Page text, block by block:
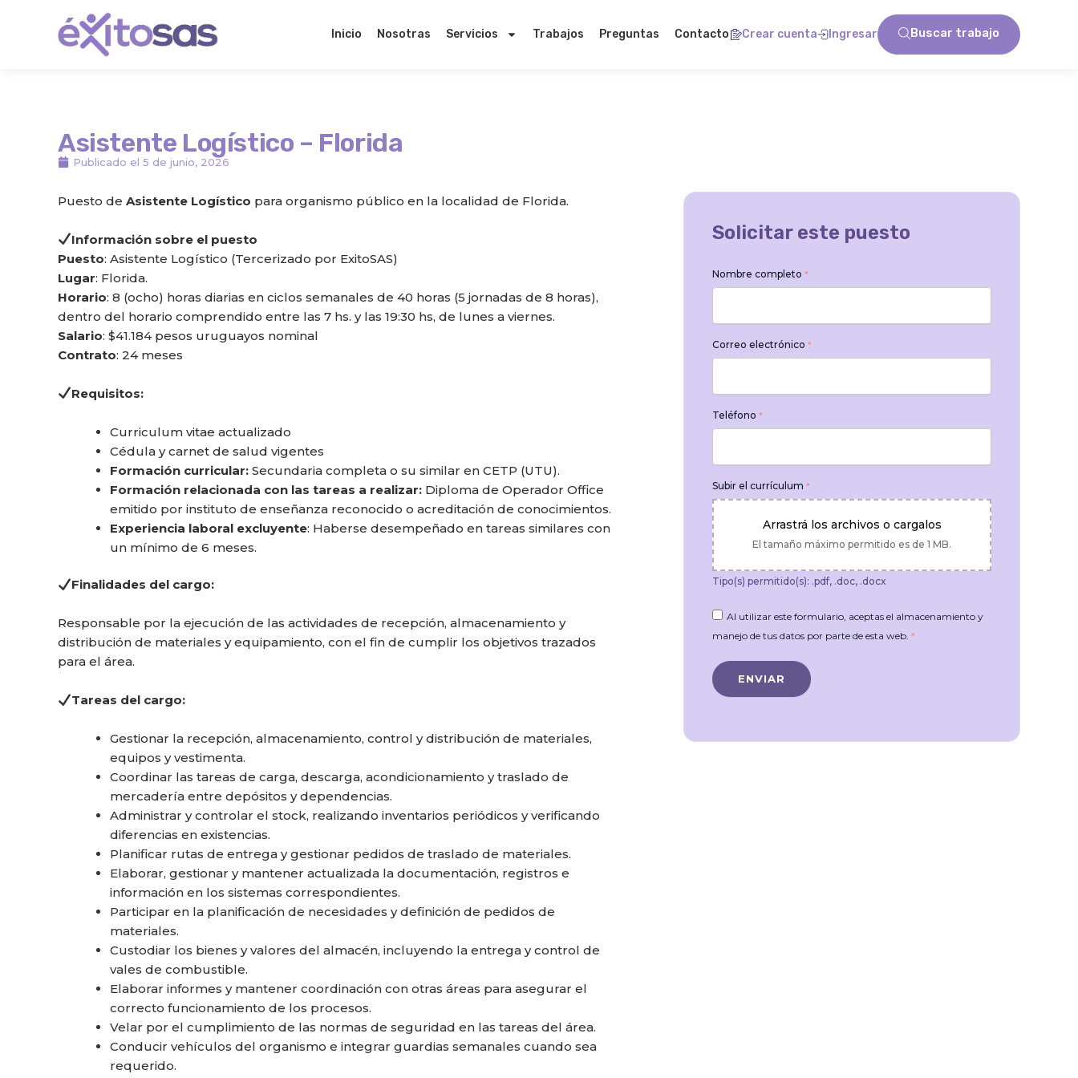
contenido
Inicio Nosotras Servicios Trabajos Preguntas Contacto Crear cuenta Ingresar Buscar trabajo
Asistente Logístico – Florida
Publicado el 5 de junio, 2026
Puesto de Asistente Logístico para organismo público en la localidad de Florida.
Información sobre el puesto
Puesto: Asistente Logístico (Tercerizado por ExitoSAS)
Lugar: Florida.
Horario: 8 (ocho) horas diarias en ciclos semanales de 40 horas (5 jornadas de 8 horas),
dentro del horario comprendido entre las 7 hs. y las 19:30 hs, de lunes a viernes.
Salario: $41.184 pesos uruguayos nominal
Contrato: 24 meses
Requisitos:
Curriculum vitae actualizado
Cédula y carnet de salud vigentes
Formación curricular: Secundaria completa o su similar en CETP (UTU).
Formación relacionada con las tareas a realizar: Diploma de Operador Office
emitido por instituto de enseñanza reconocido o acreditación de conocimientos.
Experiencia laboral excluyente: Haberse desempeñado en tareas similares con
un mínimo de 6 meses.
Finalidades del cargo:
Responsable por la ejecución de las actividades de recepción, almacenamiento y
distribución de materiales y equipamiento, con el fin de cumplir los objetivos trazados
para el área.
Tareas del cargo:
Gestionar la recepción, almacenamiento, control y distribución de materiales,
equipos y vestimenta.
Coordinar las tareas de carga, descarga, acondicionamiento y traslado de
mercadería entre depósitos y dependencias.
Administrar y controlar el stock, realizando inventarios periódicos y verificando
diferencias en existencias.
Planificar rutas de entrega y gestionar pedidos de traslado de materiales.
Elaborar, gestionar y mantener actualizada la documentación, registros e
información en los sistemas correspondientes.
Participar en la planificación de necesidades y definición de pedidos de
materiales.
Custodiar los bienes y valores del almacén, incluyendo la entrega y control de
vales de combustible.
Elaborar informes y mantener coordinación con otras áreas para asegurar el
correcto funcionamiento de los procesos.
Velar por el cumplimiento de las normas de seguridad en las tareas del área.
Conducir vehículos del organismo e integrar guardias semanales cuando sea
requerido.
Solicitar este puesto
Nombre completo *
Correo electrónico *
Teléfono *
Subir el currículum *
Arrastrá los archivos o cargalos
El tamaño máximo permitido es de 1 MB.
Tipo(s) permitido(s): .pdf, .doc, .docx
Al utilizar este formulario, aceptas el almacenamiento y
manejo de tus datos por parte de esta web. *